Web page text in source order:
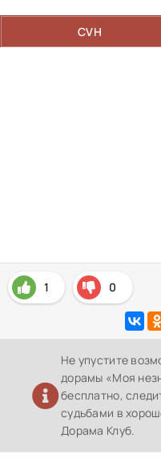
CVH
1 0
Не упустите
дорамы «Моя
бесплатно,
судьбами в
Дорама Клуб.